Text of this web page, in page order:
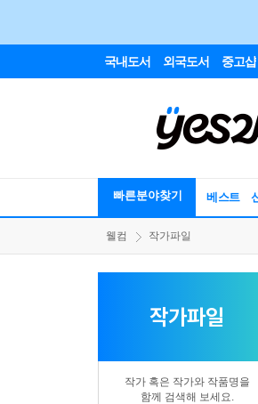
국내도서 외국도서 중고샵
빠른분야찾기 베스트
웰컴 작가파일
작가파일
작가 혹은 작가와 작품명을
함께 검색해 보세요.